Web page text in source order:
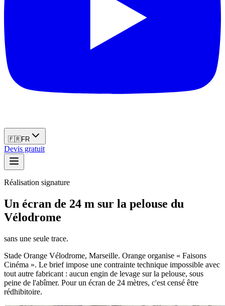
🇫🇷FR
Devis gratuit
Réalisation signature
Un écran de 24 m sur la pelouse du
Vélodrome
sans une seule trace.
Stade Orange Vélodrome, Marseille. Orange organise « Faisons
Cinéma ». Le brief impose une contrainte technique impossible avec
tout autre fabricant : aucun engin de levage sur la pelouse, sous
peine de l'abîmer. Pour un écran de 24 mètres, c'est censé être
rédhibitoire.